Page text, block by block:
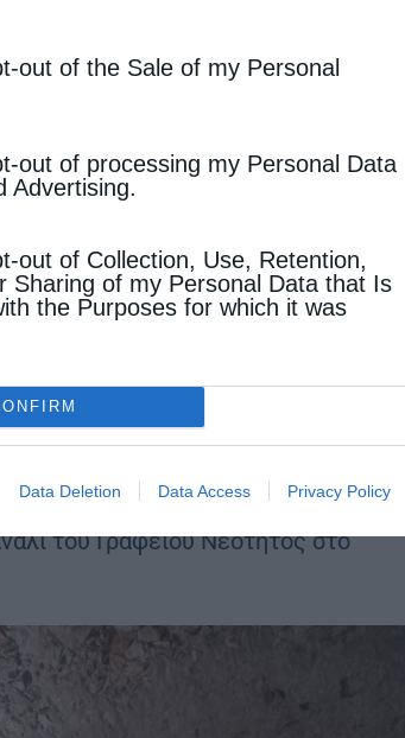
out of the Sale of my Personal
out of processing my Personal Data
Advertising.
out of Collection, Use, Retention,
Sharing of my Personal Data that Is
the Purposes for which it was
Data Deletion Data Access Privacy Policy
του Γραφείου Νεότητος στο